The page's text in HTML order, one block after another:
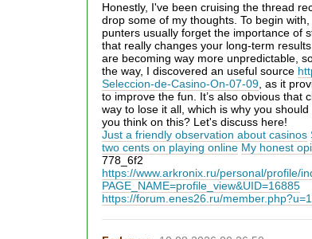
Honestly, I've been cruising the thread
drop some of my thoughts. To begin
punters usually forget the importance of
that really changes your long-term
are becoming way more unpredictable,
the way, I discovered an useful source
Seleccion-de-Casino-On-07-09 , as it
to improve the fun. It’s also obvious that
way to lose it all, which is why you
you think on this? Let's discuss here!
Just a friendly observation about casinos
two cents on playing online My honest
778_6f2
https://www.arkronix.ru/personal/profile/
PAGE_NAME=profile_view&UID=16885
https://forum.enes26.ru/